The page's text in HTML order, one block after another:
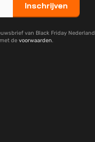
Inschrijven
van Black Friday Nederland
de voorwaarden.